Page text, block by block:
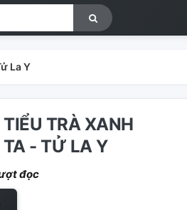
La Y
TRÀ XANH
TA - TỬ LA Y
đọc